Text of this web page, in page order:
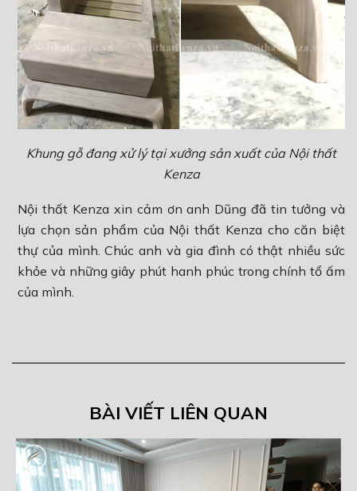
Khung gỗ đang xử lý tại xưởng sản xuất của Nội thất
Kenza
Nội thất Kenza xin cảm ơn anh Dũng đã tin tưởng và
lựa chọn sản phẩm của Nội thất Kenza cho căn biệt
thự của mình. Chúc anh và gia đình có thật nhiều sức
khỏe và những giây phút hanh phúc trong chính tổ ấm
của mình.
BÀI VIẾT LIÊN QUAN